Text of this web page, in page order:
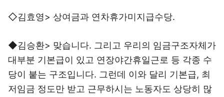
◇김효영> 상여금과 연차휴가미지급수당.
◆김승환> 맞습니다. 그리고 우리의 임금구조자체가
대부분 기본급이 있고 연장야간휴일근로 등 각종 수
당이 붙는 구조입니다. 그런데 이와 달리 기본급, 최
저임금 정도만 받고 근무하시는 노동자도 상당히 많